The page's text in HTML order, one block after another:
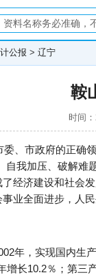
公报 > 辽宁
鞍
时间
委、市政府的正确
自我加压、破解
了经济建设和社会
业全面进步，人民
年，实现国内生
增长10.2％；第三